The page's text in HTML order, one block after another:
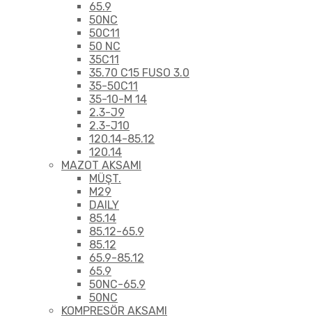
65.9
50NC
50C11
50 NC
35C11
35.70 C15 FUSO 3.0
35-50C11
35-10-M 14
2.3-J9
2.3-J10
120.14-85.12
120.14
MAZOT AKSAMI
MÜŞT.
M29
DAILY
85.14
85.12-65.9
85.12
65.9-85.12
65.9
50NC-65.9
50NC
KOMPRESÖR AKSAMI